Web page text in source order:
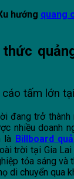
hướng quang
tấm lớn
đang trở
nhiều doanh
là Billboard
trời tại Gia
tỏa sáng và
di chuyển qua